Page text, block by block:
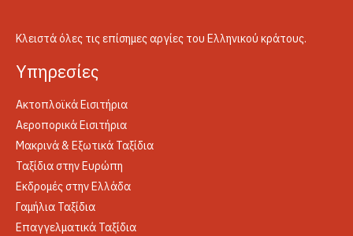
Κλειστά όλες τις επίσημες αργίες του Ελληνικού κράτους.
Yπηρεσίες
Ακτοπλοϊκά Εισιτήρια
Αεροπορικά Εισιτήρια
Μακρινά & Εξωτικά Ταξίδια
Ταξίδια στην Ευρώπη
Εκδρομές στην Ελλάδα
Γαμήλια Ταξίδια
Επαγγελματικά Ταξίδια